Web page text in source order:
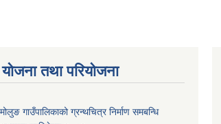
योजना तथा परियोजना
मोलुङ गाउँपालिकाको ग्रन्थचित्र निर्माण समबन्धि